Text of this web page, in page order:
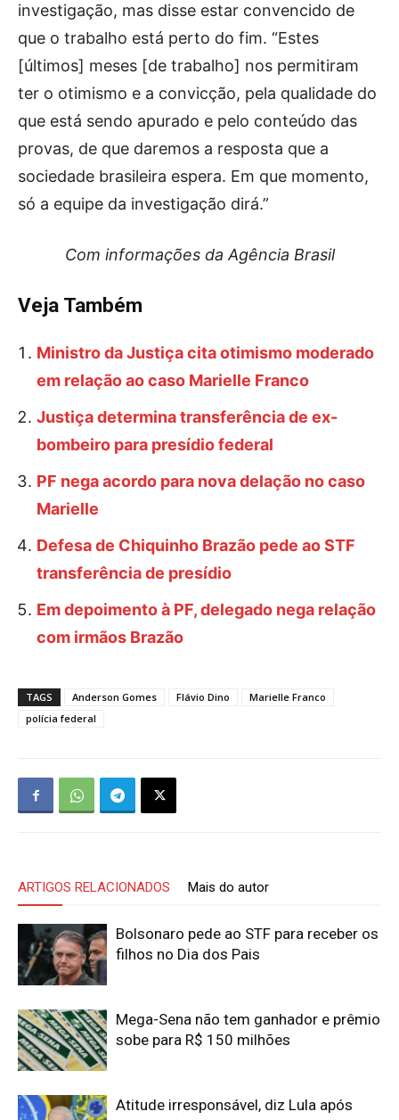
investigação, mas disse estar convencido de
que o trabalho está perto do fim. “Estes
[últimos] meses [de trabalho] nos permitiram
ter o otimismo e a convicção, pela qualidade do
que está sendo apurado e pelo conteúdo das
provas, de que daremos a resposta que a
sociedade brasileira espera. Em que momento,
só a equipe da investigação dirá.”
Com informações da Agência Brasil
Veja Também
Ministro da Justiça cita otimismo moderado
em relação ao caso Marielle Franco
Justiça determina transferência de ex-
bombeiro para presídio federal
PF nega acordo para nova delação no caso
Marielle
Defesa de Chiquinho Brazão pede ao STF
transferência de presídio
Em depoimento à PF, delegado nega relação
com irmãos Brazão
TAGS Anderson Gomes Flávio Dino
Marielle Franco
polícia federal
ARTIGOS RELACIONADOS Mais do autor
Bolsonaro pede ao STF para receber os
filhos no Dia dos Pais
Mega-Sena não tem ganhador e prêmio
sobe para R$ 150 milhões
Atitude irresponsável, diz Lula após